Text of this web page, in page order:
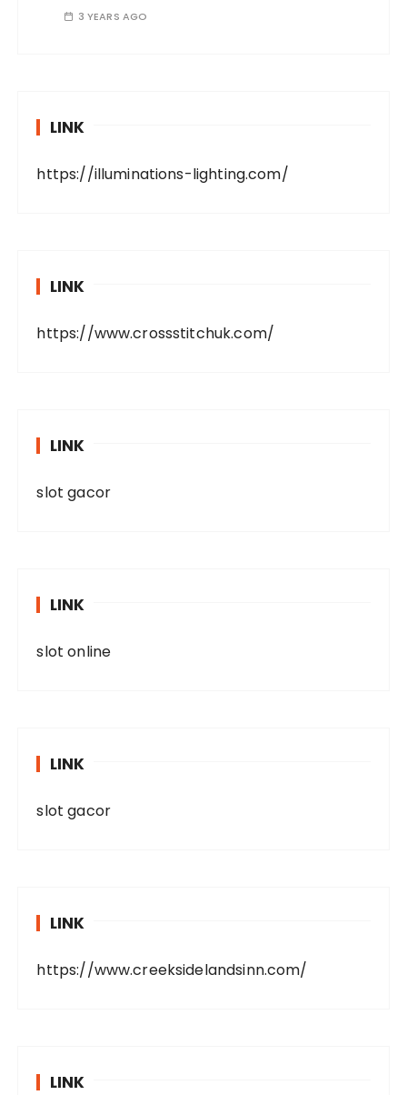
3 YEARS AGO
LINK
https://illuminations-lighting.com/
LINK
https://www.crossstitchuk.com/
LINK
slot gacor
LINK
slot online
LINK
slot gacor
LINK
https://www.creeksidelandsinn.com/
LINK